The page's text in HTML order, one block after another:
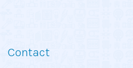
Contact